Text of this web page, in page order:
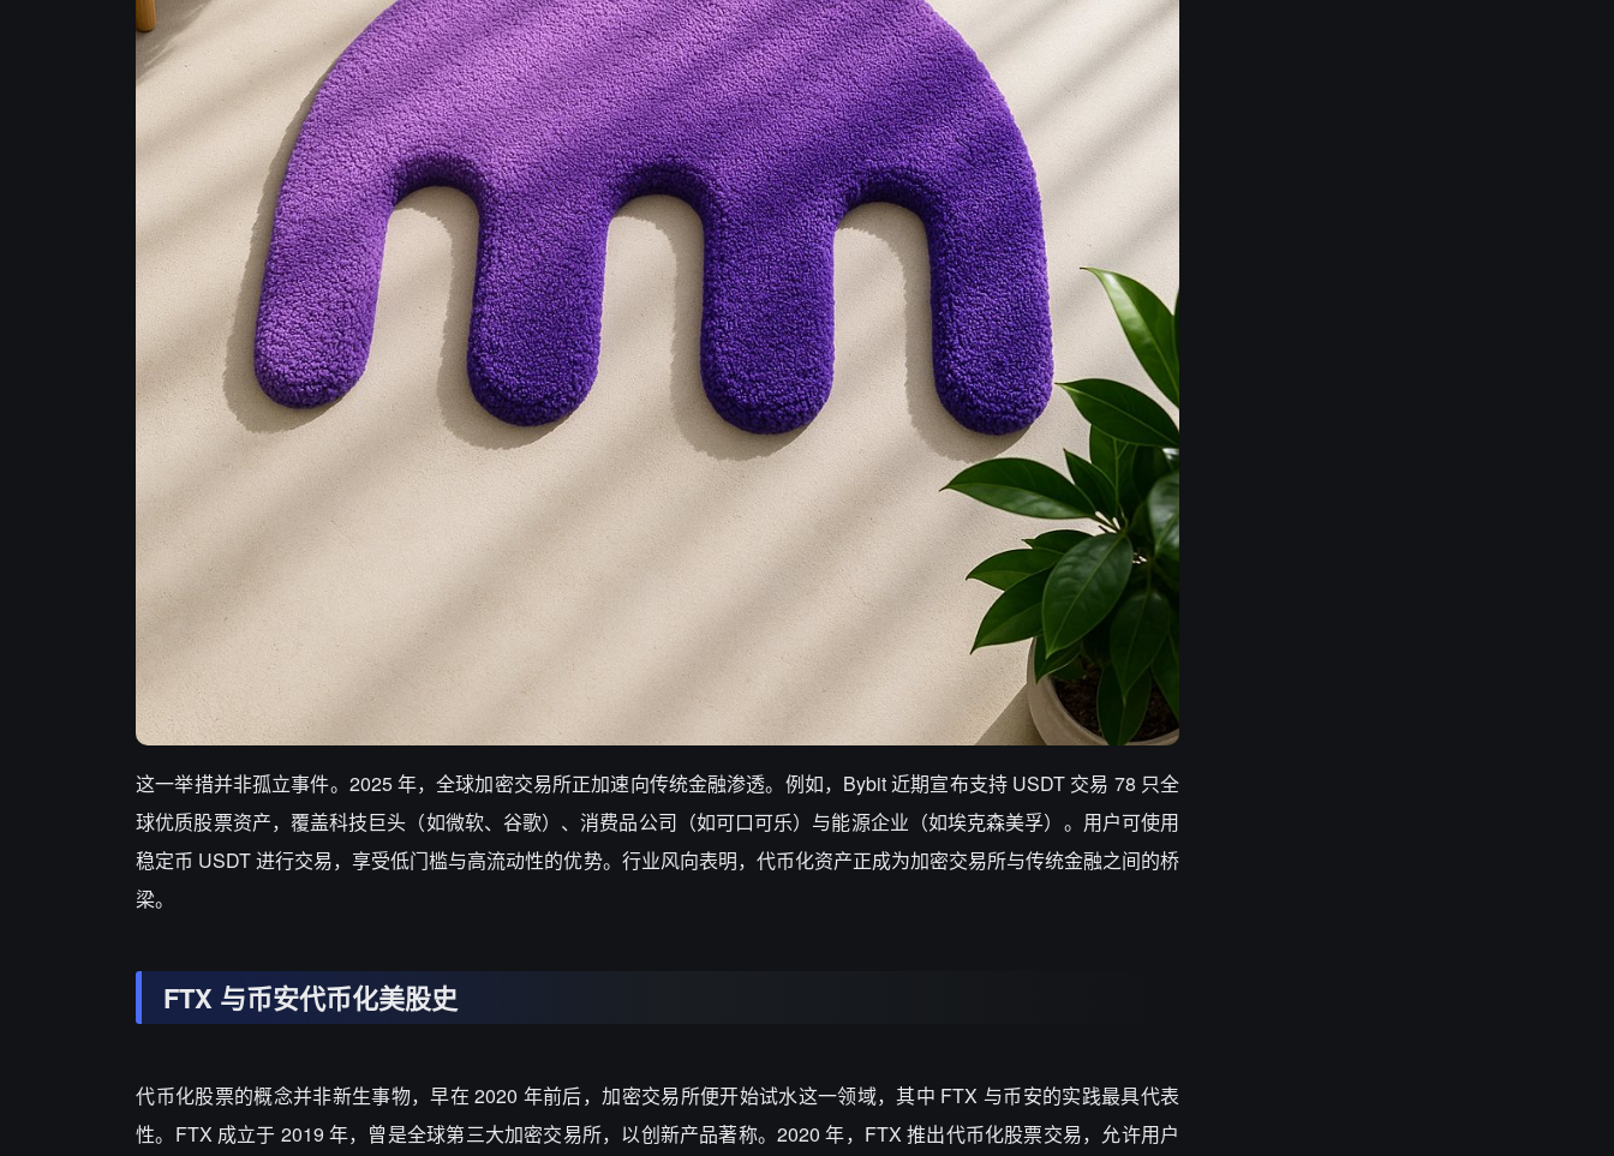
这一举措并非孤立事件。2025 年，全球加密交易所正加速向传统金融渗透。例如，Bybit 近期宣布支持 USDT 交易 78 只全
球优质股票资产，覆盖科技巨头（如微软、谷歌）、消费品公司（如可口可乐）与能源企业（如埃克森美孚）。用户可使用
稳定币 USDT 进行交易，享受低门槛与高流动性的优势。行业风向表明，代币化资产正成为加密交易所与传统金融之间的桥
梁。
FTX 与币安代币化美股史
代币化股票的概念并非新生事物，早在 2020 年前后，加密交易所便开始试水这一领域，其中 FTX 与币安的实践最具代表
性。FTX 成立于 2019 年，曾是全球第三大加密交易所，以创新产品著称。2020 年，FTX 推出代币化股票交易，允许用户